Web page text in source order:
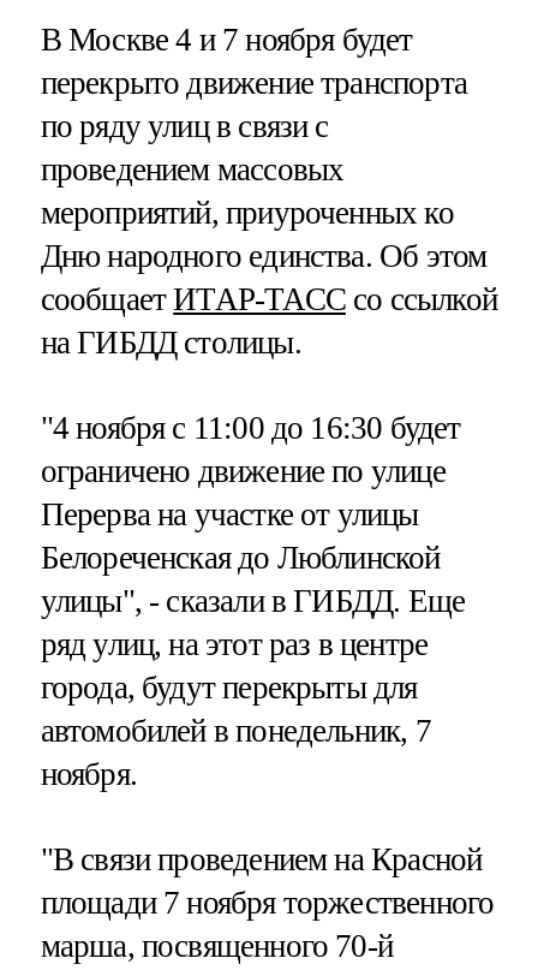
В Москве 4 и 7 ноября будет
перекрыто движение транспорта
по ряду улиц в связи с
проведением массовых
мероприятий, приуроченных ко
Дню народного единства. Об этом
сообщаетИТАР-ТАССсо ссылкой
на ГИБДД столицы.
"4 ноября с 11:00 до 16:30 будет
ограничено движение по улице
Перерва на участке от улицы
Белореченская до Люблинской
улицы", - сказали в ГИБДД. Еще
ряд улиц, на этот раз в центре
города, будут перекрыты для
автомобилей в понедельник, 7
ноября.
"В связи проведением на Красной
площади 7 ноября торжественного
марша, посвященного 70-й